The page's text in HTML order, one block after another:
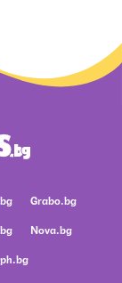
Grabo.bg
Nova.bg